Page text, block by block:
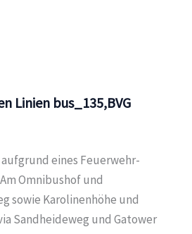
Linien bus_135,BVG
eines Feuerwehr-
Omnibushof und
sowie Karolinenhöhe und
Sandheideweg und Gatower